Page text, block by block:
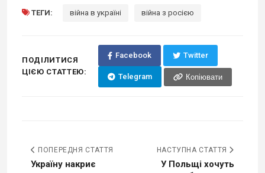
ТЕГИ: війна в україні війна з росією
ПОДІЛИТИСЯ
ЦІЄЮ СТАТТЕЮ:
Facebook Twitter
Telegram Копіювати
ПОПЕРЕДНЯ СТАТТЯ
Україну накриє
НАСТУПНА СТАТТЯ
У Польщі хочуть